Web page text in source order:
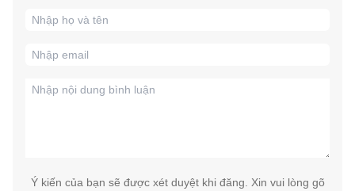
Ý kiến của bạn sẽ được xét duyệt khi đăng. Xin vui lòng gõ